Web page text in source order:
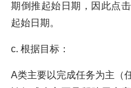
期倒推起始日期，因此点
起始日期。
c. 根据目标：
A类主要以完成任务为主（